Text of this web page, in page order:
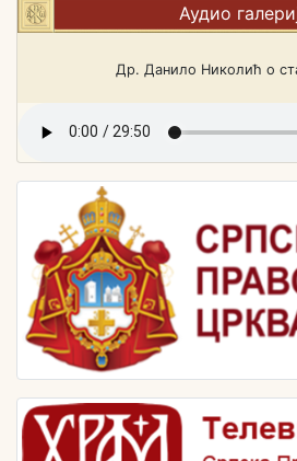
Аудио
Др. Данило Николић о